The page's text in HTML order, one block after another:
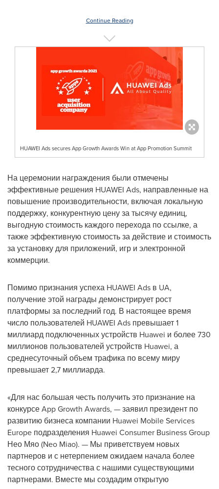
Continue Reading
HUAWEI Ads secures App Growth Awards Win at App Promotion Summit
На церемонии награждения были отмечены
эффективные решения HUAWEI Ads, направленные на
повышение производительности, включая локальную
поддержку, конкурентную цену за тысячу единиц,
выгодную стоимость каждого перехода по ссылке, а
также эффективную стоимость за действие и стоимость
за установку для приложений, игр и электронной
коммерции.
Помимо признания успеха HUAWEI Ads в UA,
получение этой награды демонстрирует рост
платформы за последний год. В настоящее время
число пользователей HUAWEI Ads превышает 1
миллиард подключенных устройств Huawei и более 730
миллионов пользователей устройств Huawei, а
среднесуточный объем трафика по всему миру
превышает 2,7 миллиарда.
«Для нас большая честь получить это признание на
конкурсе App Growth Awards, — заявил президент по
развитию бизнеса компании Huawei Mobile Services
Europe подразделения Huawei Consumer Business Group
Нео Мяо (Neo Miao). — Мы приветствуем новых
партнеров и с нетерпением ожидаем начала более
тесного сотрудничества с нашими существующими
партнерами. Вместе мы создадим открытую